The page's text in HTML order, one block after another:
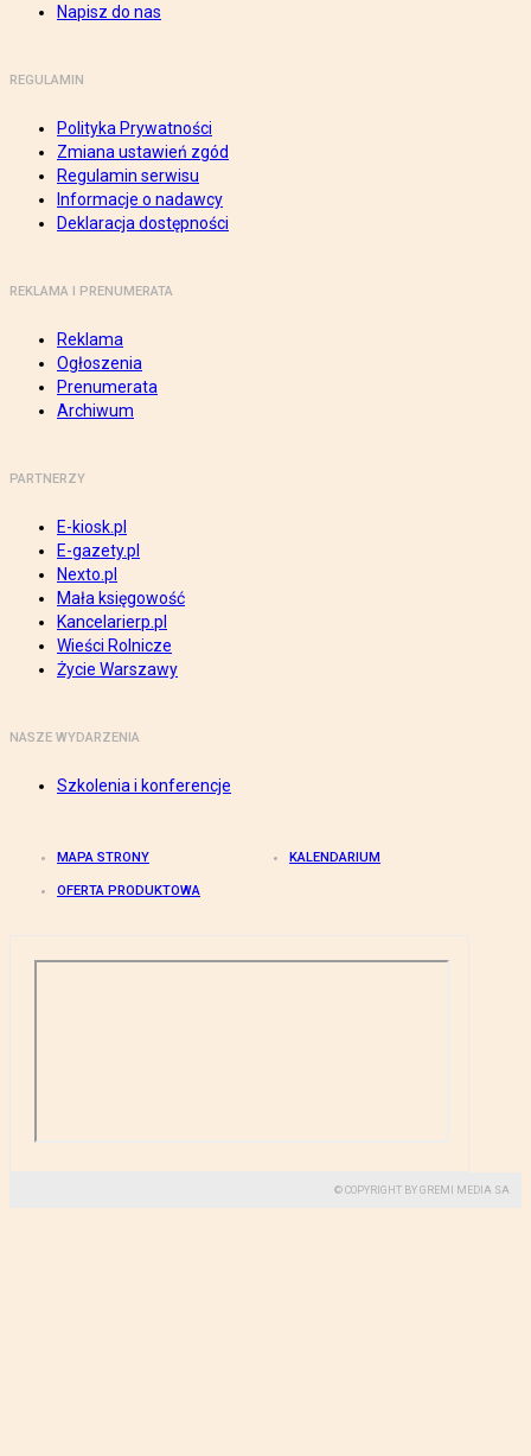
Napisz do nas
REGULAMIN
Polityka Prywatności
Zmiana ustawień zgód
Regulamin serwisu
Informacje o nadawcy
Deklaracja dostępności
REKLAMA I PRENUMERATA
Reklama
Ogłoszenia
Prenumerata
Archiwum
PARTNERZY
E-kiosk.pl
E-gazety.pl
Nexto.pl
Mała księgowość
Kancelarierp.pl
Wieści Rolnicze
Życie Warszawy
NASZE WYDARZENIA
Szkolenia i konferencje
MAPA STRONY KALENDARIUM
OFERTA PRODUKTOWA
© COPYRIGHT BY GREMI MEDIA SA